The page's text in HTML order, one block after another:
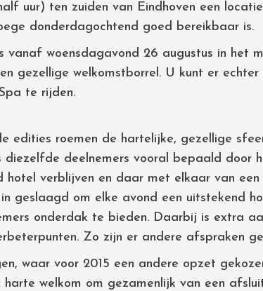
uur) ten zuiden van Eindhoven een
donderdagochtend goed bereikbaar is.
vanaf woensdagavond 26 augustus in het
gezellige welkomstborrel. U kunt er
te rijden.
edities roemen de hartelijke, gezellige
diezelfde deelnemers vooral bepaald door
hotel verblijven en daar met elkaar van
geslaagd om elke avond een uitstekend
onderdak te bieden. Daarbij is extra
Zo zijn er andere afspraken
waar voor 2015 een andere opzet
harte welkom om gezamenlijk van een